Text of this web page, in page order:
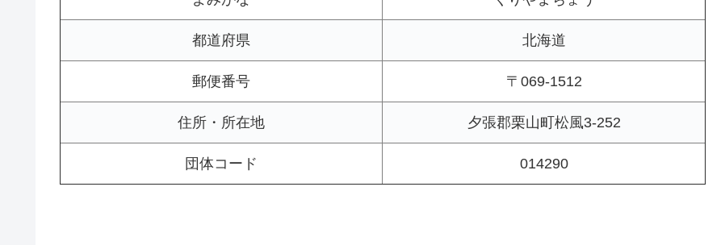
都道府県 北海道
郵便番号 〒069-1512
住所・所在地 夕張郡栗山町松風3-252
団体コード 014290